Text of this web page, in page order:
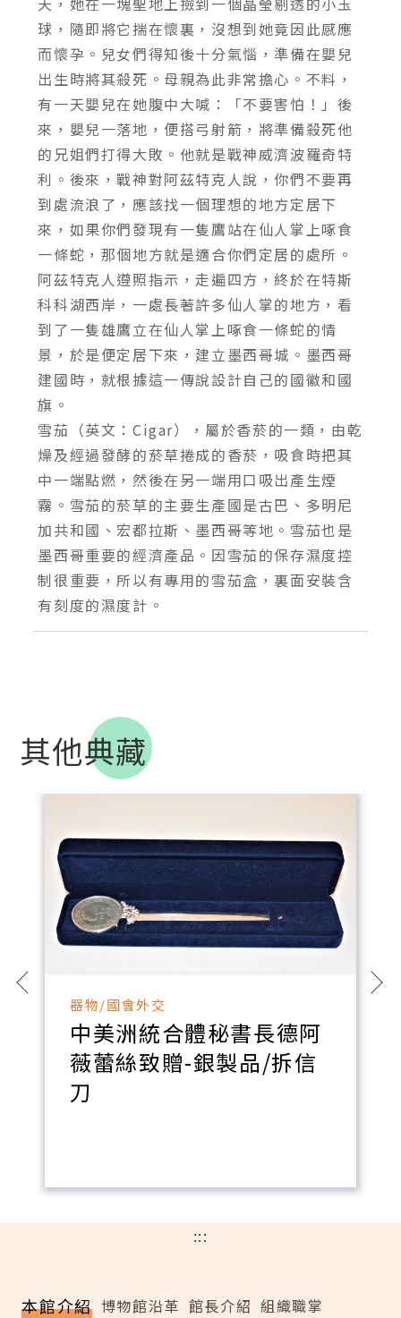
球，隨即將它揣在懷裏，沒想到她竟因此感應
而懷孕。兒女們得知後十分氣惱，準備在嬰兒
出生時將其殺死。母親為此非常擔心。不料，
有一天嬰兒在她腹中大喊：「不要害怕！」後
來，嬰兒一落地，便搭弓射箭，將準備殺死他
的兄姐們打得大敗。他就是戰神威濟波羅奇特
利。後來，戰神對阿茲特克人說，你們不要再
到處流浪了，應該找一個理想的地方定居下
來，如果你們發現有一隻鷹站在仙人掌上啄食
一條蛇，那個地方就是適合你們定居的處所。
阿茲特克人遵照指示，走遍四方，終於在特斯
科科湖西岸，一處長著許多仙人掌的地方，看
到了一隻雄鷹立在仙人掌上啄食一條蛇的情
景，於是便定居下來，建立墨西哥城。墨西哥
建國時，就根據這一傳說設計自己的國徽和國
旗。
雪茄（英文：Cigar），屬於香菸的一類，由乾
燥及經過發酵的菸草捲成的香菸，吸食時把其
中一端點燃，然後在另一端用口吸出產生煙
霧。雪茄的菸草的主要生產國是古巴、多明尼
加共和國、宏都拉斯、墨西哥等地。雪茄也是
墨西哥重要的經濟產品。因雪茄的保存濕度控
制很重要，所以有專用的雪茄盒，裏面安裝含
其他典藏
器物/國會外交
中美洲統合體秘書長德阿
薇蕾絲致贈-銀製品/拆信
刀
:::
本館介紹 博物館沿革 館長介紹 組織職掌